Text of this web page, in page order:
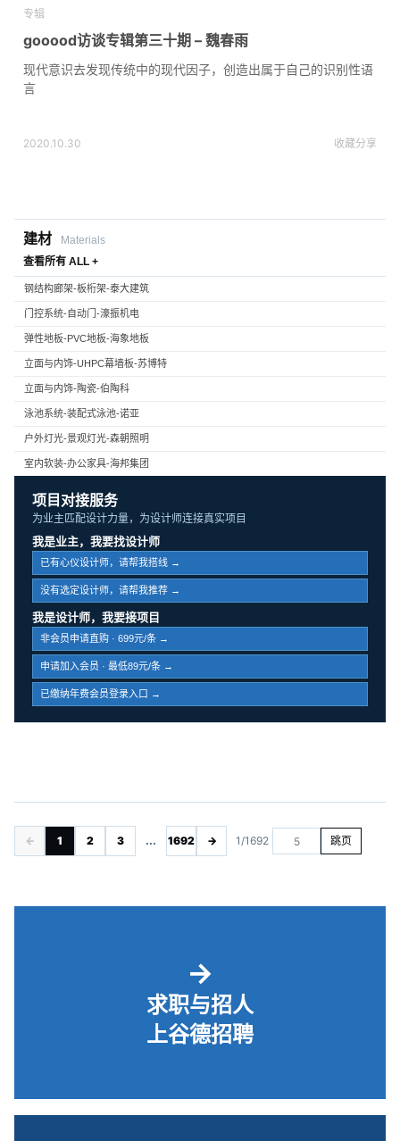
专辑
gooood访谈专辑第三十期 – 魏春雨
现代意识去发现传统中的现代因子，创造出属于自己的识别性语
言
2020.10.30 收藏分享
建材
Materials
查看所有 ALL +
钢结构廊架-板桁架-泰大建筑
门控系统-自动门-濠振机电
弹性地板-PVC地板-海象地板
立面与内饰-UHPC幕墙板-苏博特
立面与内饰-陶瓷-伯陶科
泳池系统-装配式泳池-诺亚
户外灯光-景观灯光-森朝照明
室内软装-办公家具-海邦集团
项目对接服务
为业主匹配设计力量，为设计师连接真实项目
我是业主，我要找设计师
已有心仪设计师，请帮我搭线 →
没有选定设计师，请帮我推荐 →
我是设计师，我要接项目
非会员申请直购 · 699元/条 →
申请加入会员 · 最低89元/条 →
已缴纳年费会员登录入口 →
← 1 2 3 ... 1692 → 1/1692 跳页
→
求职与招人
上谷德招聘